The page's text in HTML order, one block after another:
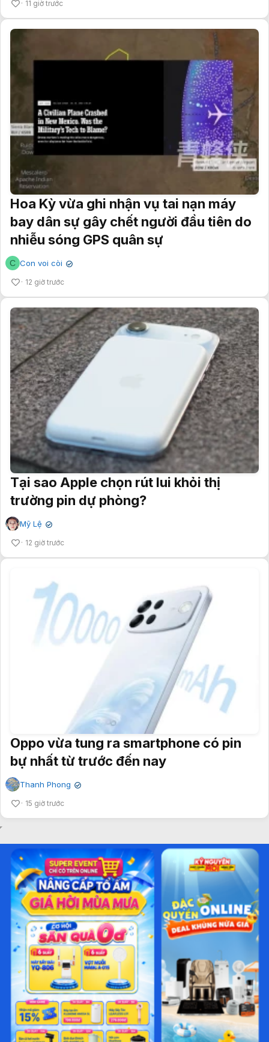
11 giờ trước
Hoa Kỳ vừa ghi nhận vụ tai nạn máy
bay dân sự gây chết người đầu tiên do
nhiễu sóng GPS quân sự
C Con voi còi ✔
12 giờ trước
Tại sao Apple chọn rút lui khỏi thị
trường pin dự phòng?
Mỹ Lệ ✔
12 giờ trước
Oppo vừa tung ra smartphone có pin
bự nhất từ trước đến nay
Thanh Phong ✔
15 giờ trước